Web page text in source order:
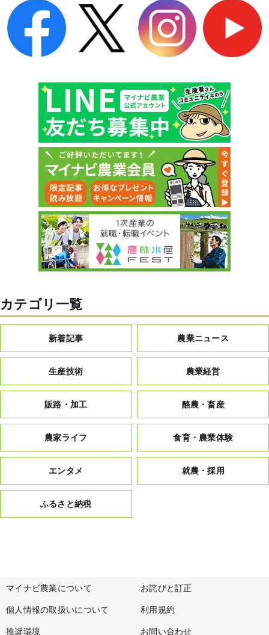
カテゴリ一覧
新着記事 農業ニュース
生産技術 農業経営
販路・加工 酪農・畜産
農家ライフ 食育・農業体験
エンタメ 就農・採用
ふるさと納税
マイナビ農業について お詫びと訂正
個人情報の取扱いについて 利用規約
推奨環境 お問い合わせ